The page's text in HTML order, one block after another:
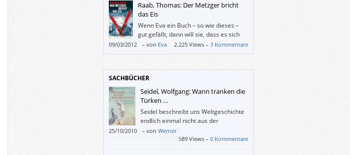
Raab, Thomas: Der Metzger bricht
das Eis
Wenn Eva ein Buch – so wie dieses –
gut gefällt, dann will sie, dass es sich
„gut benimmt“, das heißt, sie liest es
besonders aufmerksam. Allfällige
sie dann leider umso mehr.
09/03/2012 – von Eva 2.225 Views – 3 Kommentare
SACHBÜCHER
Seidel, Wolfgang: Wann tranken die
Türken …
Seidel beschreibt uns Weltgeschichte
endlich einmal nicht aus der
Perspektive der „Sieger“.
25/10/2010 – von Werner
589 Views – 0 Kommentare